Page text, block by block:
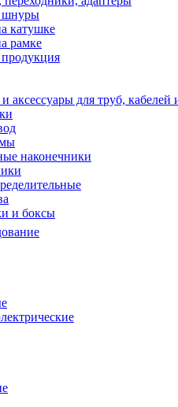
шнуры
катушке
рамке
аксессуары для труб, кабелей
наконечники
и боксы